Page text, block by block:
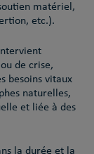
matériel,
etc.).
de crise,
besoins vitaux
naturelles,
et liée à des
la durée et la